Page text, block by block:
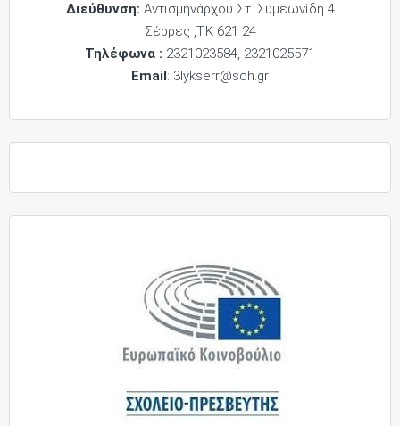
Διεύθυνση: Αντισμηνάρχου Στ. Συμεωνίδη 4
Σέρρες ,Τ.Κ 621 24
Τηλέφωνα : 2321023584, 2321025571
Email : 3lykserr@sch.gr